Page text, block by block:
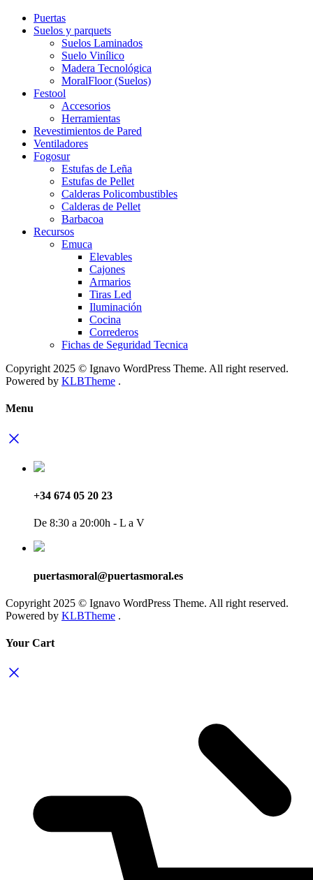
Puertas
Suelos y parquets
Suelos Laminados
Suelo Vinílico
Madera Tecnológica
MoralFloor (Suelos)
Festool
Accesorios
Herramientas
Revestimientos de Pared
Ventiladores
Fogosur
Estufas de Leña
Estufas de Pellet
Calderas Policombustibles
Calderas de Pellet
Barbacoa
Recursos
Emuca
Elevables
Cajones
Armarios
Tiras Led
Iluminación
Cocina
Correderos
Fichas de Seguridad Tecnica
Copyright 2025 © Ignavo WordPress Theme. All right reserved.
Powered by KLBTheme .
Menu
+34 674 05 20 23
De 8:30 a 20:00h - L a V
puertasmoral@puertasmoral.es
Copyright 2025 © Ignavo WordPress Theme. All right reserved.
Powered by KLBTheme .
Your Cart